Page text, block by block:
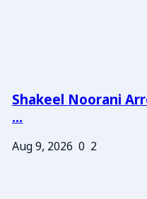
Shakeel Noorani
...
Aug 9, 2026 0 2